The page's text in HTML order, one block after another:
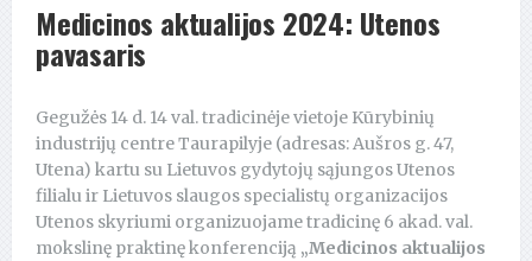
Medicinos aktualijos 2024: Utenos
pavasaris
Gegužės 14 d. 14 val. tradicinėje vietoje Kūrybinių
industrijų centre Taurapilyje (adresas: Aušros g. 47,
Utena) kartu su Lietuvos gydytojų sąjungos Utenos
filialu ir Lietuvos slaugos specialistų organizacijos
Utenos skyriumi organizuojame tradicinę 6 akad. val.
mokslinę praktinę konferenciją „Medicinos aktualijos